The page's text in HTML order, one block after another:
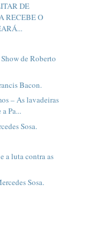
DE
RECEBE O
de Roberto
Bacon.
– As lavadeiras
Pa...
Sosa.
a luta contra as
Sosa.